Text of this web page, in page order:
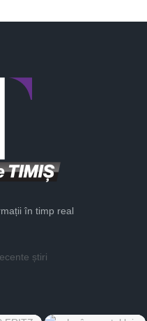
în timp real
știri